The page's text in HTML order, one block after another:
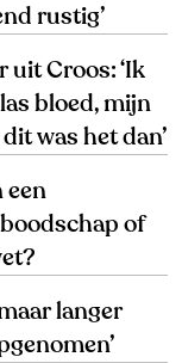
rustig’
uit Croos: ‘Ik
bloed, mijn
was het dan’
een
of
langer